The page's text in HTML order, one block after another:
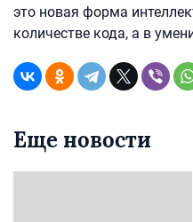
это новая форма
количестве кода, а в
Еще новости